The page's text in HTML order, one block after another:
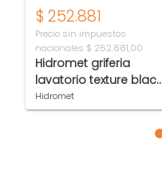
$ 252.881
Precio sin impuestos
nacionales $ 252.881,00
Hidromet griferia
lavatorio texture black
9806negr
Hidromet